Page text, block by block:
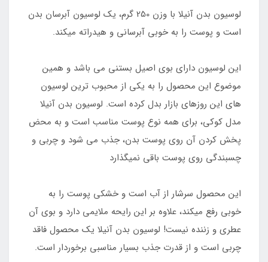
لوسیون بدن آنیلا با وزن 250 گرم، یک لوسیون آبرسان بدن
است و پوست را به خوبی آبرسانی و هیدراته میکند.
این لوسیون دارای بوی اصیل بستنی می باشد و همین
موضوع این محصول را به یکی از محبوب ترین لوسیون
های این روزهای بازار بدل کرده است. لوسیون بدن آنیلا
مدل کوکی، برای همه نوع پوست مناسب است و به محض
پخش کردن آن روی پوست بدن، جذب می شود و چربی و
چسبندگی روی پوست باقی نمیگذارد
این محصول سرشار از آب است و خشکی پوست را به
خوبی رفع میکند، علاوه بر این رایحه ملایمی دارد و بوی آن
عطری و زننده نیست! لوسیون بدن آنیلا یک محصول فاقد
چربی است و از قدرت جذب بسیار مناسبی برخوردار است.